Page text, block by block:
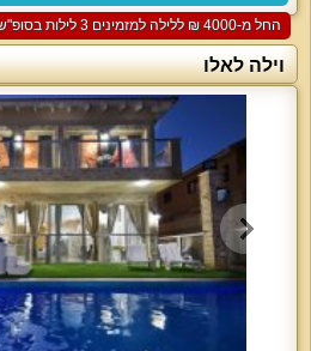
החל מ-‏4000 ₪ ללילה למזמינים 3 לילות בסופ"ש הקרוב
וילה לאלו